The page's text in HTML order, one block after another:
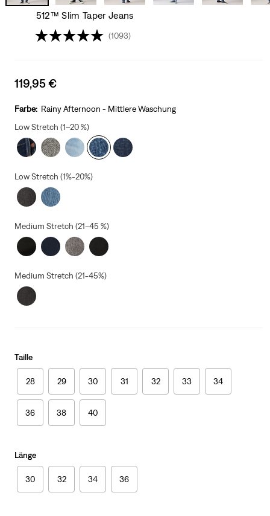
512™ Slim Taper Jeans
(1093)
Sale
is
119,95 €
Farbe: Rainy Afternoon - Mittlere Waschung
Low Stretch (1–20 %)
Low Stretch (1%-20%)
Medium Stretch (21–45 %)
Medium Stretch (21-45%)
Taille
28 29 30 31 32 33 34
36 38 40
Länge
30 32 34 36